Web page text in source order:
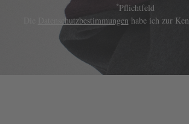
*Pflichtfeld
Datenschutzbestimmungen habe ich zur